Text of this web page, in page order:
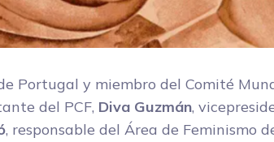
Portugal y miembro del Comité
del PCF, Diva Guzmán,
, responsable del Área de Feminismo